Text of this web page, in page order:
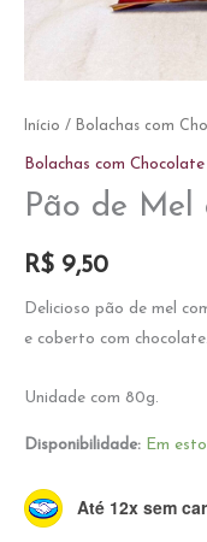
Início / Bolachas com
Bolachas com Chocolate
Pão de Mel
R$ 9,50
Delicioso pão de mel
e coberto com chocolate.
Unidade com 80g.
Disponibilidade: Em
Até 12x sem